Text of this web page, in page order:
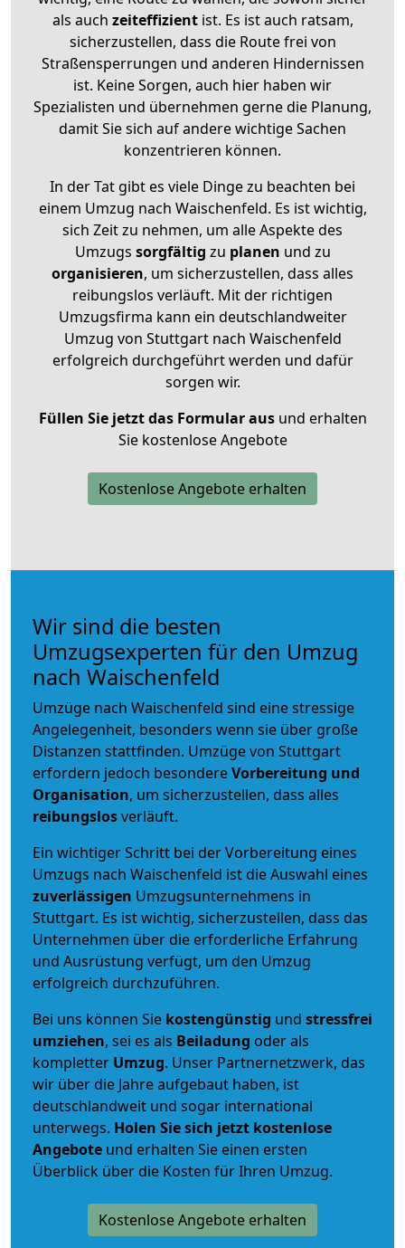
als auch zeiteffizientist. Es ist auch ratsam,
sicherzustellen, dass die Route frei von
Straßensperrungen und anderen Hindernissen
ist. Keine Sorgen, auch hier haben wir
Spezialisten und übernehmen gerne die Planung,
damit Sie sich auf andere wichtige Sachen
konzentrieren können.
In der Tat gibt es viele Dinge zu beachten bei
einem Umzug nach Waischenfeld. Es ist wichtig,
sich Zeit zu nehmen, um alle Aspekte des
Umzugs sorgfältig zu planen und zu
organisieren, um sicherzustellen, dass alles
reibungslos verläuft. Mit der richtigen
Umzugsfirma kann ein deutschlandweiter
Umzug von Stuttgart nach Waischenfeld
erfolgreich durchgeführt werden und dafür
sorgen wir.
Füllen Sie jetzt das Formular ausund erhalten
Sie kostenlose Angebote
Kostenlose Angebote erhalten
Wir sind die besten
Umzugsexperten für den Umzug
nach Waischenfeld
Umzüge nach Waischenfeld sind eine stressige
Angelegenheit, besonders wenn sie über große
Distanzen stattfinden. Umzüge von Stuttgart
erfordern jedoch besondereVorbereitung und
Organisation, um sicherzustellen, dass alles
reibungslosverläuft.
Ein wichtiger Schritt bei der Vorbereitung eines
Umzugs nach Waischenfeld ist die Auswahl eines
zuverlässigen Umzugsunternehmens in
Stuttgart. Es ist wichtig, sicherzustellen, dass das
Unternehmen über die erforderliche Erfahrung
und Ausrüstung verfügt, um den Umzug
erfolgreich durchzuführen.
Bei uns können Sie kostengünstig und stressfrei
umziehen, sei es als Beiladung oder als
kompletter Umzug. Unser Partnernetzwerk, das
wir über die Jahre aufgebaut haben, ist
deutschlandweit und sogar international
unterwegs. Holen Sie sich jetzt kostenlose
Angebote und erhalten Sie einen ersten
Überblick über die Kosten für Ihren Umzug.
Kostenlose Angebote erhalten